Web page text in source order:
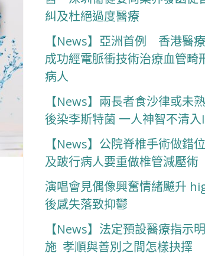
糾及杜絕過度醫療
【News】亞洲首例 香港醫
成功經電脈衝技術治療血管畸
病人
【News】兩長者食沙律或未
後染李斯特菌 一人神智不清入
【News】公院脊椎手術做錯
及跛行病人要重做椎管減壓術
演唱會見偶像興奮情緒飇升
後感失落致抑鬱
【News】法定預設醫療指示
施 孝順與善別之間怎樣抉擇